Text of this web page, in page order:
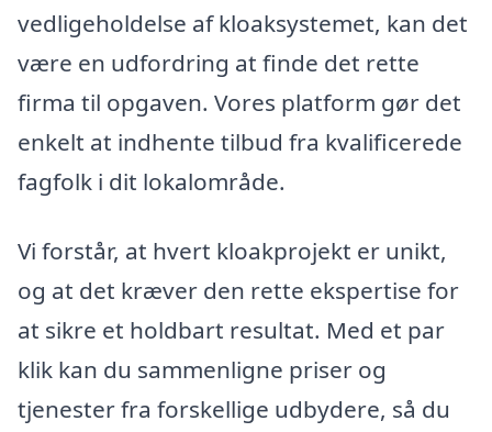
vedligeholdelse af kloaksystemet, kan det
være en udfordring at finde det rette
firma til opgaven. Vores platform gør det
enkelt at indhente tilbud fra kvalificerede
fagfolk i dit lokalområde.
Vi forstår, at hvert kloakprojekt er unikt,
og at det kræver den rette ekspertise for
at sikre et holdbart resultat. Med et par
klik kan du sammenligne priser og
tjenester fra forskellige udbydere, så du